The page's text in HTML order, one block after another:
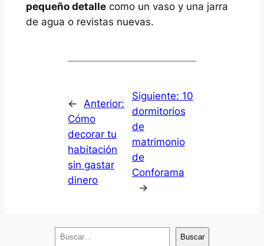
pequeño detallecomo un vaso y una jarra
de agua o revistas nuevas.
←
Anterior:
Cómo
decorar tu
habitación
sin gastar
dinero
Siguiente: 10
dormitorios
de
matrimonio
de
Conforama
→
Buscar